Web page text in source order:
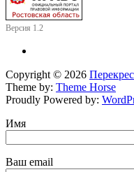
Версия 1.2
Copyright © 2026
Theme by: Theme Horse
Proudly Powered by:
Имя
Ваш email